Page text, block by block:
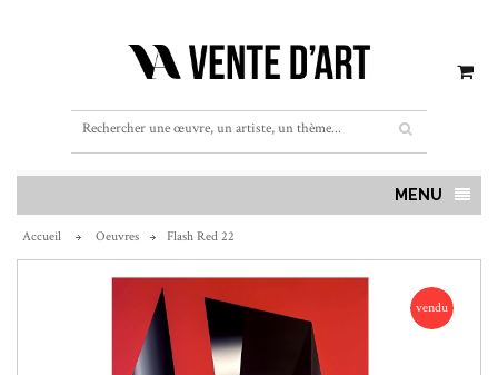
MENU
Accueil Oeuvres Flash Red 22
vendu